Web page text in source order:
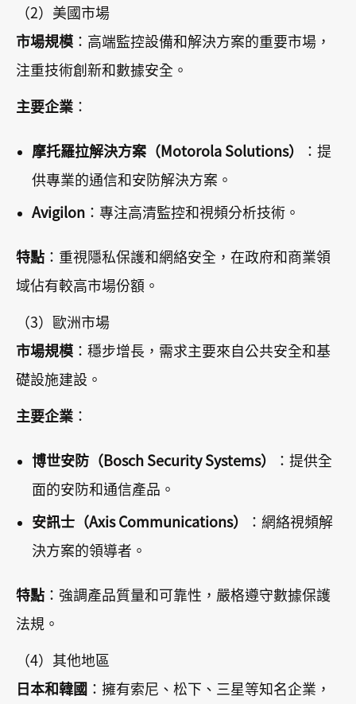
（2）美國市場
市場規模 ：高端監控設備和解決方案的重要市場，
注重技術創新和數據安全。
主要企業 ：
摩托羅拉解決方案（Motorola Solutions）
：提
供專業的通信和安防解決方案。
Avigilon ：專注高清監控和視頻分析技術。
特點 ：重視隱私保護和網絡安全，在政府和商業領
域佔有較高市場份額。
（3）歐洲市場
市場規模 ：穩步增長，需求主要來自公共安全和基
礎設施建設。
主要企業 ：
博世安防（Bosch Security Systems）
：提供全
面的安防和通信產品。
安訊士（Axis Communications）
：網絡視頻解
決方案的領導者。
特點 ：強調產品質量和可靠性，嚴格遵守數據保護
法規。
（4）其他地區
日本和韓國 ：擁有索尼、松下、三星等知名企業，